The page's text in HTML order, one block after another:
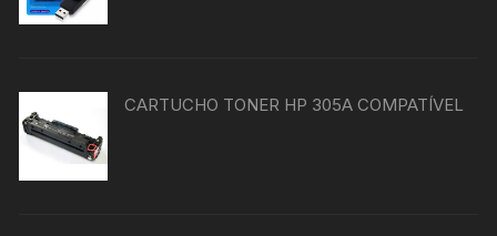
CARTUCHO TONER HP 305A COMPATÍVEL